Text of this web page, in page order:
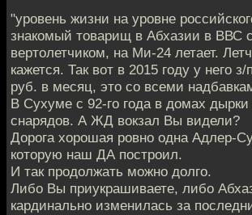
"уровень жизни на уровне
знакомый товарищ в Абхазии в ВВС
вертолетчиком, на Ми-24 летает.
кажется. Так вот в 2015 году у него
руб. в месяц, это со всеми
В Сухуме с 92-го года в домах дырки
снарядов. А ЖД вокзал Вы видели?
Дорога хорошая ровно одна Адлер-
которую наш ДА построил.
И так продолжать можно долго.
Либо Вы приукрашиваете, либо
кардинально изменилась за